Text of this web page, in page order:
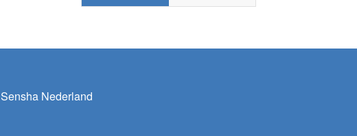
Sensha Nederland